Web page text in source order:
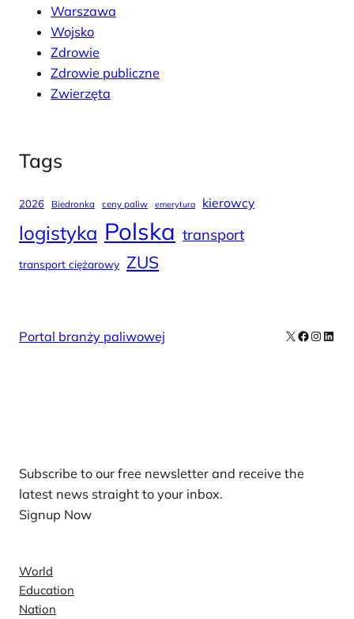
Warszawa
Wojsko
Zdrowie
Zdrowie publiczne
Zwierzęta
Tags
2026 Biedronka ceny paliw emerytura kierowcy
logistyka Polska transport
transport ciężarowy ZUS
Portal branży paliwowej X Facebook
Subscribe to our free newsletter and receive the
latest news straight to your inbox.
Signup Now
World
Education
Nation